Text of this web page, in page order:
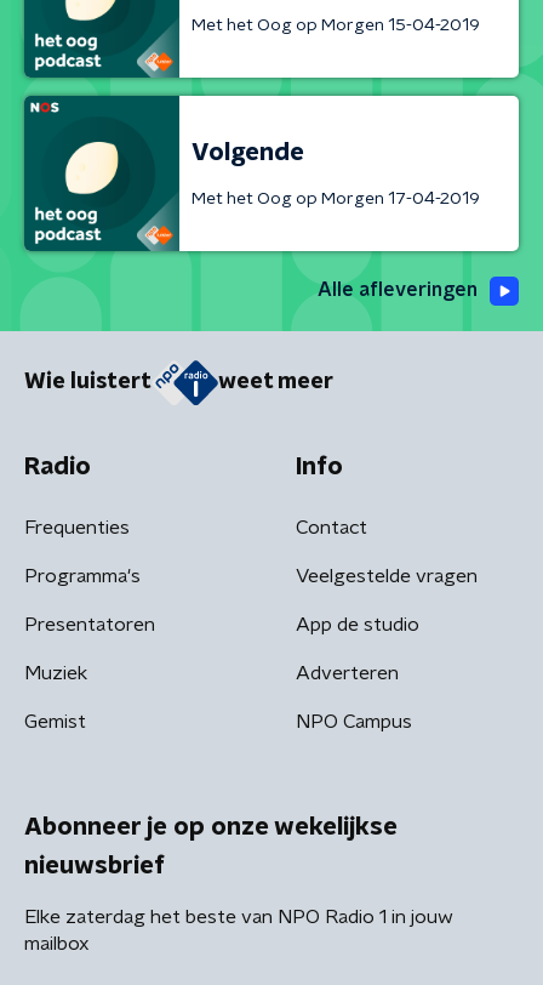
Met het Oog op Morgen 15-04-2019
Volgende
Met het Oog op Morgen 17-04-2019
Alle afleveringen
Wie luistert weet meer
Radio
Frequenties
Programma's
Presentatoren
Muziek
Gemist
Info
Contact
Veelgestelde vragen
App de studio
Adverteren
NPO Campus
Abonneer je op onze wekelijkse
nieuwsbrief
Elke zaterdag het beste van NPO Radio 1 in jouw
mailbox